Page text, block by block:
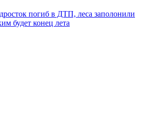
погиб в ДТП, леса заполонили
будет конец лета